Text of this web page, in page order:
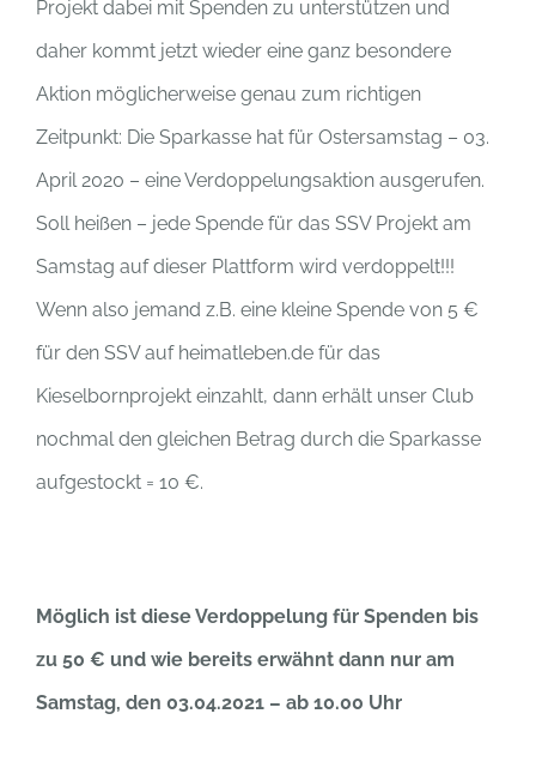
Projekt dabei mit Spenden zu unterstützen und
daher kommt jetzt wieder eine ganz besondere
Aktion möglicherweise genau zum richtigen
Zeitpunkt: Die Sparkasse hat für Ostersamstag – 03.
April 2020 – eine Verdoppelungsaktion ausgerufen.
Soll heißen – jede Spende für das SSV Projekt am
Samstag auf dieser Plattform wird verdoppelt!!!
Wenn also jemand z.B. eine kleine Spende von 5 €
für den SSV auf heimatleben.de für das
Kieselbornprojekt einzahlt, dann erhält unser Club
nochmal den gleichen Betrag durch die Sparkasse
aufgestockt = 10 €.
Möglich ist diese Verdoppelung für Spenden bis
zu 50 € und wie bereits erwähnt dann nur am
Samstag, den 03.04.2021 – ab 10.00 Uhr